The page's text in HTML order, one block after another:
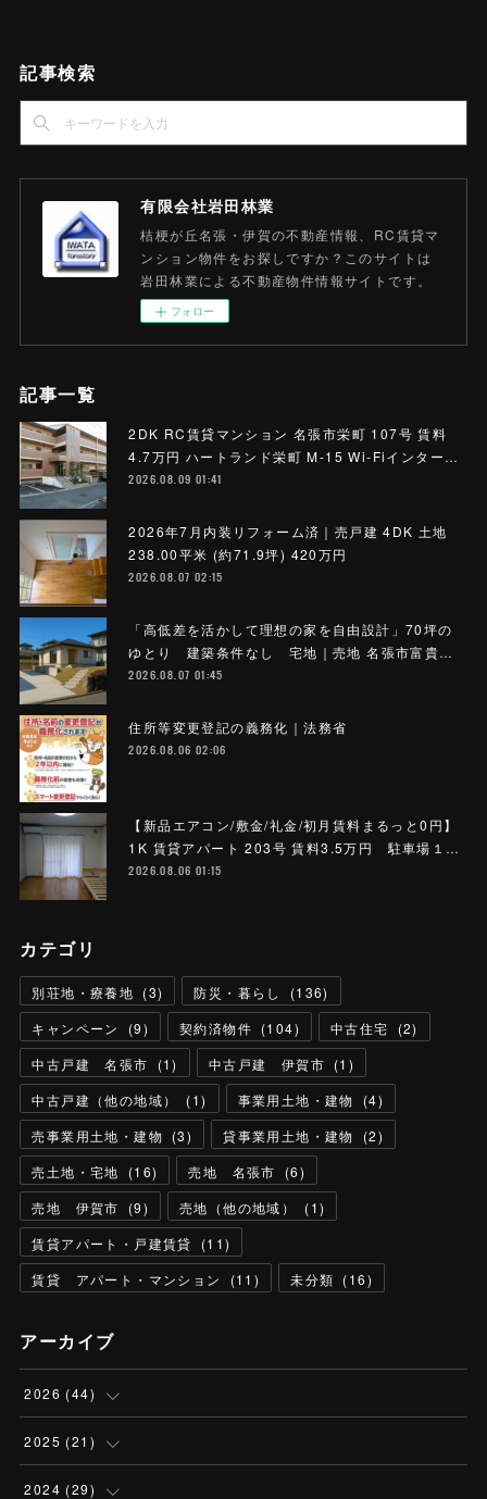
記事検索
有限会社岩田林業
桔梗が丘名張・伊賀の不動産情報、RC賃貸マ
ンション物件をお探しですか？このサイトは
岩田林業による不動産物件情報サイトです。
フォロー
記事一覧
2DK RC賃貸マンション 名張市栄町 107号 賃料
4.7万円 ハートランド栄町 M-15 Wi-Fiインター…
2026.08.09 01:41
2026年7月内装リフォーム済｜売戸建 4DK 土地
238.00平米 (約71.9坪) 420万円
2026.08.07 02:15
「高低差を活かして理想の家を自由設計」70坪の
ゆとり 建築条件なし 宅地｜売地 名張市富貴…
2026.08.07 01:45
住所等変更登記の義務化｜法務省
2026.08.06 02:06
【新品エアコン/敷金/礼金/初月賃料まるっと0円】
1K 賃貸アパート 203号 賃料3.5万円 駐車場１…
2026.08.06 01:15
カテゴリ
別荘地・療養地 (3) 防災・暮らし (136)
キャンペーン
(9) 契約済物件 (104) 中古住宅 (2)
中古戸建 名張市
(1) 中古戸建 伊賀市 (1 )
中古戸建（他の地域）
(1) 事業用土地・建物 (4)
売事業用土地・建物
(3) 貸事業用土地・建物 (2)
売土地・宅地
(16) 売地 名張市 (6)
売地 伊賀市
(9) 売地（他の地域） (1)
賃貸アパート・戸建賃貸
(11)
賃貸 アパート・マンション
(11 ) 未分類 (16)
アーカイブ
2026 (44)
(5 )
(13
2025 (21 )
(1)
2024 (29)